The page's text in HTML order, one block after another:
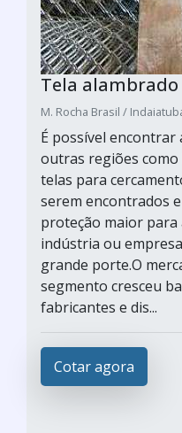
Tela alambrado
M. Rocha Brasil /
É possível encontrar
outras regiões
telas para
serem encontrados
proteção maior para
indústria ou
grande porte.O
segmento cresceu
fabricantes e dis...
Cotar agora